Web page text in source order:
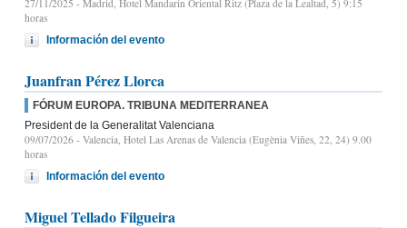
27/11/2025 - Madrid, Hotel Mandarin Oriental Ritz (Plaza de la Lealtad, 5) 9:15
horas
Información del evento
Juanfran Pérez Llorca
FÓRUM EUROPA. TRIBUNA MEDITERRANEA
President de la Generalitat Valenciana
09/07/2026 - Valencia, Hotel Las Arenas de Valencia (Eugènia Viñes, 22, 24) 9.00
horas
Información del evento
Miguel Tellado Filgueira